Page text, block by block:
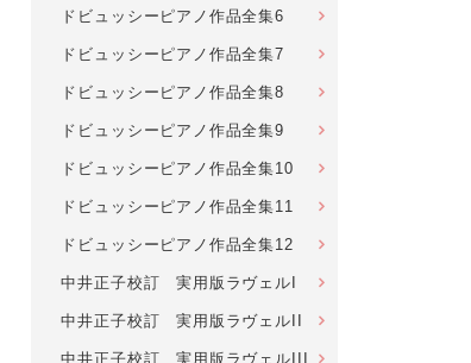
ドビュッシーピアノ作品全集6
ドビュッシーピアノ作品全集7
ドビュッシーピアノ作品全集8
ドビュッシーピアノ作品全集9
ドビュッシーピアノ作品全集10
ドビュッシーピアノ作品全集11
ドビュッシーピアノ作品全集12
中井正子校訂 実用版ラヴェルI
中井正子校訂 実用版ラヴェルII
中井正子校訂 実用版ラヴェルIII